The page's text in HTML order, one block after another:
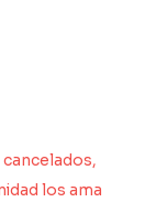
cancelados,
los ama